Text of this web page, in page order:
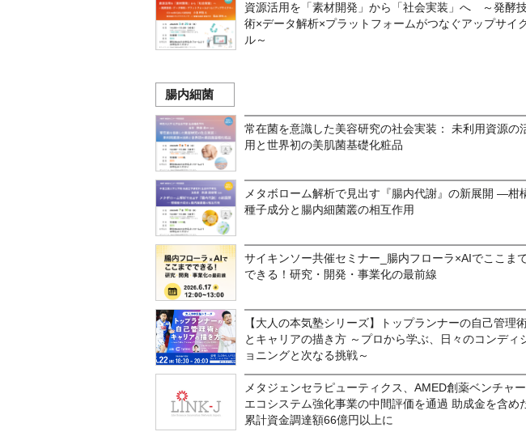
資源活用を「素材開発」から「社会実装」へ ～発酵
術×データ解析×プラットフォームがつなぐアップサイ
ル～
腸内細菌
常在菌を意識した美容研究の社会実装： 未利用資源の
用と世界初の美肌菌基礎化粧品
メタボローム解析で見出す『腸内代謝』の新展開 —柑
種子成分と腸内細菌叢の相互作用
サイキンソー共催セミナー_腸内フローラ×AIでここま
できる！研究・開発・事業化の最前線
【大人の本気塾シリーズ】トップランナーの自己管理
とキャリアの描き方 ～プロから学ぶ、日々のコンディ
ョニングと次なる挑戦～
メタジェンセラピューティクス、AMED創薬ベンチャー
エコシステム強化事業の中間評価を通過 助成金を含め
累計資金調達額66億円以上に